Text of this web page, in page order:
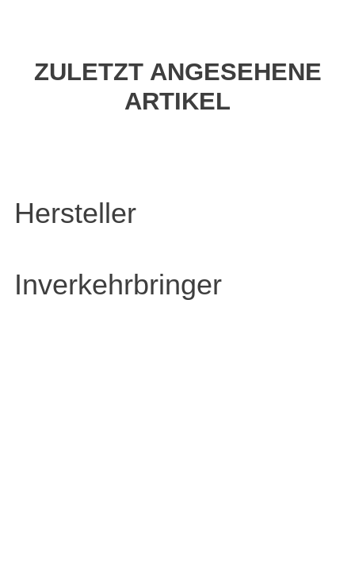
ZULETZT ANGESEHENE
ARTIKEL
Hersteller
Inverkehrbringer